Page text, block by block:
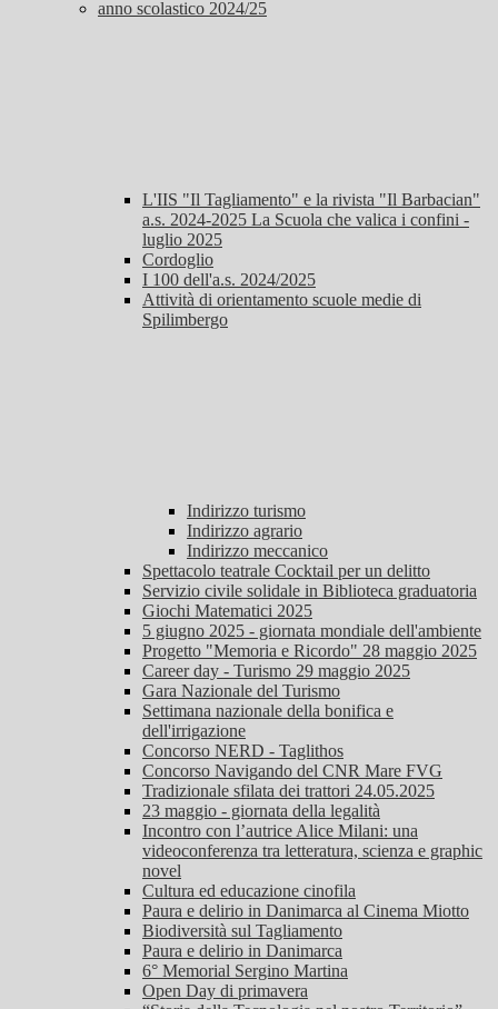
anno scolastico 2024/25
L'IIS "Il Tagliamento" e la rivista "Il Barbacian"
a.s. 2024-2025 La Scuola che valica i confini -
luglio 2025
Cordoglio
I 100 dell'a.s. 2024/2025
Attività di orientamento scuole medie di
Spilimbergo
Indirizzo turismo
Indirizzo agrario
Indirizzo meccanico
Spettacolo teatrale Cocktail per un delitto
Servizio civile solidale in Biblioteca graduatoria
Giochi Matematici 2025
5 giugno 2025 - giornata mondiale dell'ambiente
Progetto "Memoria e Ricordo" 28 maggio 2025
Career day - Turismo 29 maggio 2025
Gara Nazionale del Turismo
Settimana nazionale della bonifica e
dell'irrigazione
Concorso NERD - Taglithos
Concorso Navigando del CNR Mare FVG
Tradizionale sfilata dei trattori 24.05.2025
23 maggio - giornata della legalità
Incontro con l’autrice Alice Milani: una
videoconferenza tra letteratura, scienza e graphic
novel
Cultura ed educazione cinofila
Paura e delirio in Danimarca al Cinema Miotto
Biodiversità sul Tagliamento
Paura e delirio in Danimarca
6° Memorial Sergino Martina
Open Day di primavera